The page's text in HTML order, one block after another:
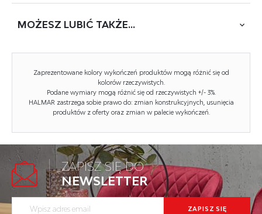
Styl wykonania: nowoczesny
Kółka: kółka zwykłe
Podłokietniki: nieregulowane
Zagłówek: brak zagłówka
Maksymalne obciążenie: 120 kg
Przeznaczenie:
BJORN (AI-6106)
Zaprezentowane kolory wykończeń produktów mogą różnić się od
kolorów rzeczywistych.
Podane wymiary mogą różnić się od rzeczywistych +/- 3%.
HALMAR zastrzega sobie prawo do: zmian konstrukcyjnych, usunięcia
produktów z oferty oraz zmian w palecie wykończeń.
MOŻESZ LUBIĆ TAKŻE...
ZAPISZ SIĘ DO
NEWSLETTER